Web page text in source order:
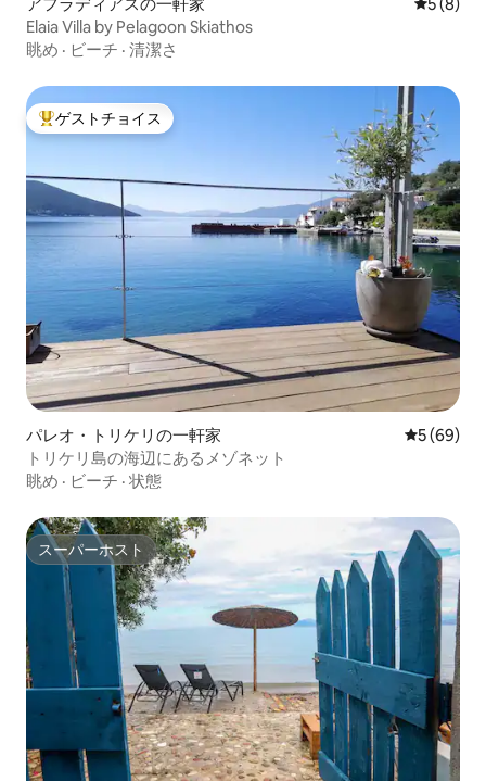
Elaia Villa by Pelagoon Skiathos
眺め · ビーチ · 清潔さ
大好評のゲストチョイスです。
ゲストチョイス
パレオ・トリケリの一軒家 レビュー
5 (69)
トリケリ島の海辺にあるメゾネット
眺め · ビーチ · 状態
スーパーホスト
スーパーホスト